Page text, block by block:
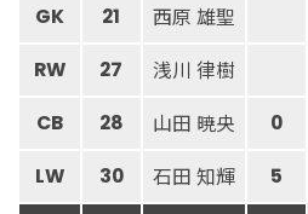
GK 21 西原 雄聖
RW 27 浅川 律樹
CB 28 山田 暁央 0
LW 30 石田 知輝 5